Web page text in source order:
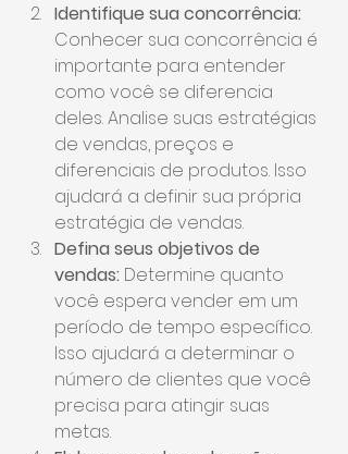
Identifique sua concorrência:
Conhecer sua concorrência é
importante para entender
como você se diferencia
deles. Analise suas estratégias
de vendas, preços e
diferenciais de produtos. Isso
ajudará a definir sua própria
estratégia de vendas.
Defina seus objetivos de
vendas: Determine quanto
você espera vender em um
período de tempo específico.
Isso ajudará a determinar o
número de clientes que você
precisa para atingir suas
metas.